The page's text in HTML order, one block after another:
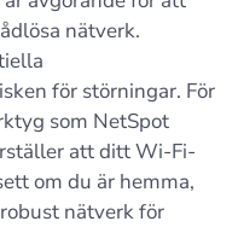
nätverk.
för störningar. För
som NetSpot
att ditt Wi-Fi-
om du är hemma,
nätverk för